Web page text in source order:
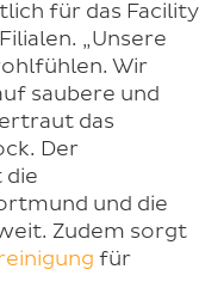
für das Facility
„Unsere
Wir
saubere und
das
Der
die
und die
Zudem sorgt
für